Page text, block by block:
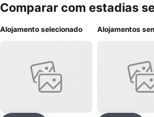
Comparar com estadias
Alojamento selecionado Alojamentos